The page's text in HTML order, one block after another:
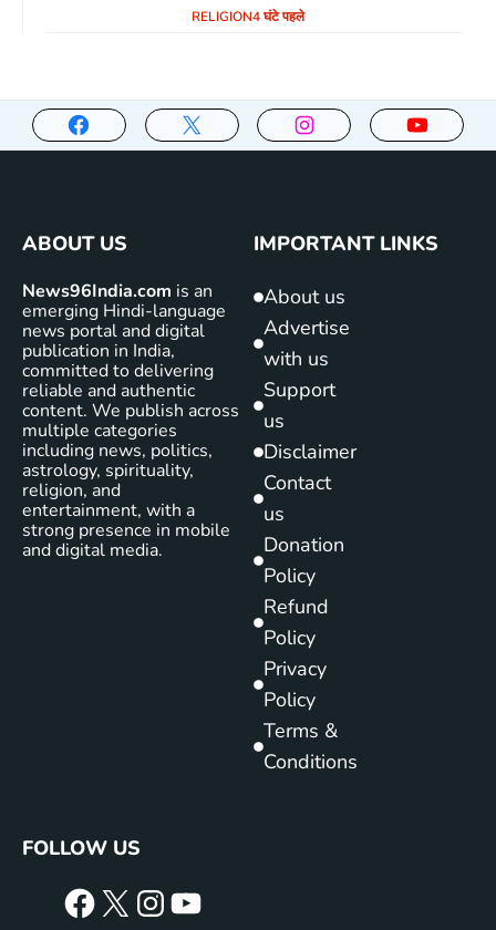
RELIGION4 घंटे पहले
ABOUT US
News96India.com is an
emerging Hindi-language
news portal and digital
publication in India,
committed to delivering
reliable and authentic
content. We publish across
multiple categories
including news, politics,
astrology, spirituality,
religion, and
entertainment, with a
strong presence in mobile
and digital media.
IMPORTANT LINKS
About us
Advertise
with us
Support
us
Disclaimer
Contact
us
Donation
Policy
Refund
Policy
Privacy
Policy
Terms &
Conditions
FOLLOW US